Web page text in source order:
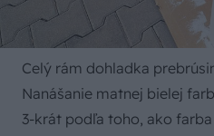
Celý rám dohladka
Nanášanie matnej bielej
3-krát podľa toho, ako